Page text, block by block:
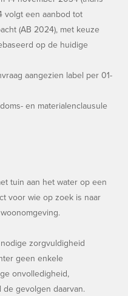
volgt een aanbod tot
(AB 2024), met keuze
op de huidige
aangezien label per 01-
en materialenclausule
tuin aan het water op een
voor wie op zoek is naar
zorgvuldigheid
geen enkele
onvolledigheid,
gevolgen daarvan.